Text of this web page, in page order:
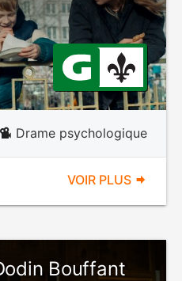
Drame psychologique
VOIR PLUS
Bouffant